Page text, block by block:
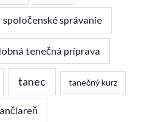
spoločenské správanie
tenečná príprava
tanec tanečný kurz